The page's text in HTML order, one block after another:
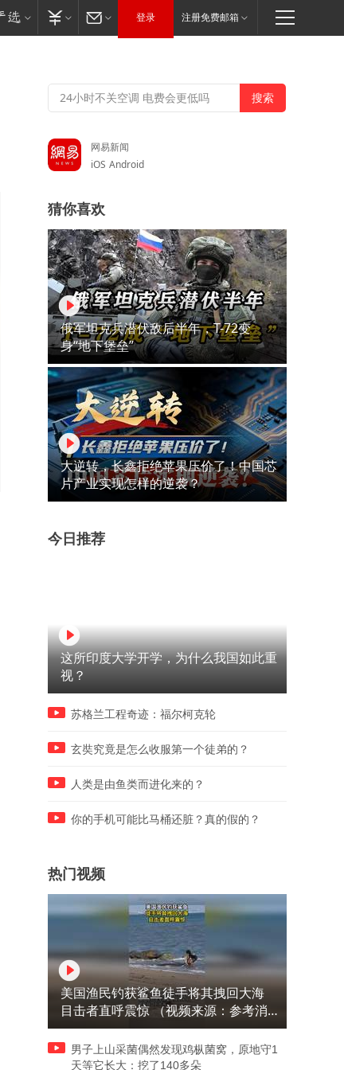
登录 注册免费邮箱
03:09
一首鲁冰花，唱尽了人间悲凉
五人上一层楼的工夫，这娘
够狠
网易新闻
iOS Android
猜你喜欢
俄军坦克兵潜伏敌后半年，T-72变
身“地下堡垒”
大逆转，长鑫拒绝苹果压价了！中国芯
片产业实现怎样的逆袭？
今日推荐
这所印度大学开学，为什么我国如此重
视？
苏格兰工程奇迹：福尔柯克轮
玄奘究竟是怎么收服第一个徒弟的？
人类是由鱼类而进化来的？
你的手机可能比马桶还脏？真的假的？
热门视频
美国渔民钓获鲨鱼徒手将其拽回大海
目击者直呼震惊 （视频来源：参考消
息）
男子上山采菌偶然发现鸡枞菌窝，原地守1
天等它长大：挖了140多朵